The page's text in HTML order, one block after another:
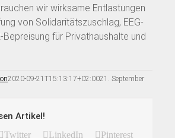
wir wirksame Entlastungen
von Solidaritätszuschlag, EEG-
Bepreisung für Privathaushalte und
2020-09-21T15:13:17+02:0021. September
Artikel!
Twitter LinkedIn
Pinterest